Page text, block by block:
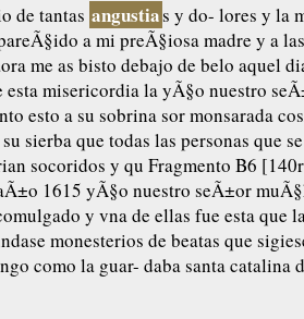
de tantas angustias y do- lores y la
a mi preÃ§iosa madre y a
me as bisto debajo de belo aquel
misericordia la yÃ§o nuestro
esto a su sobrina sor monsarada
sierba que todas las personas que
socoridos y qu Fragmento B6
1615 yÃ§o nuestro seÃ±or
y vna de ellas fue esta que
monesterios de beatas que
como la guar- daba santa catalina